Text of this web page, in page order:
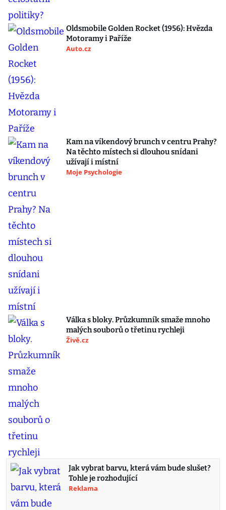
Oldsmobile Golden Rocket (1956): Hvězda
Motoramy i Paříže
Auto.cz
Kam na víkendový brunch v centru Prahy?
Na těchto místech si dlouhou snídani
užívají i místní
Moje Psychologie
Válka s bloky. Průzkumník smaže mnoho
malých souborů o třetinu rychleji
Živě.cz
Jak vybrat barvu, která vám bude slušet?
Tohle je rozhodující
Reklama